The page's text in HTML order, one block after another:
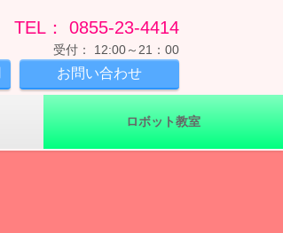
TEL： 0855-23-4414
受付： 12:00～21：00
お問い合わせ
ロボット教室